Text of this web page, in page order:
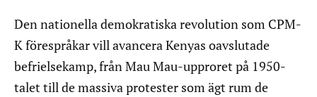
Den nationella demokratiska revolution som CPM-
K förespråkar vill avancera Kenyas oavslutade
befrielsekamp, från Mau Mau-upproret på 1950-
talet till de massiva protester som ägt rum de